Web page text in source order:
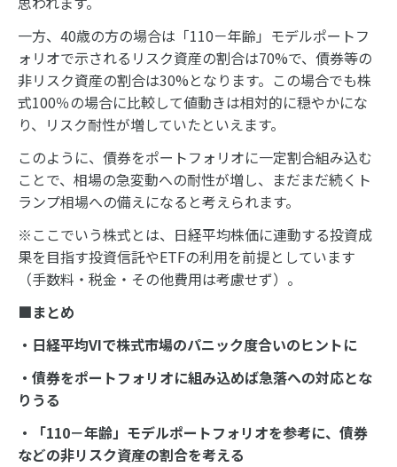
一方、40歳の方の場合は「110－年齢」モデルポートフ
ォリオで示されるリスク資産の割合は70%で、債券等の
非リスク資産の割合は30%となります。この場合でも株
式100％の場合に比較して値動きは相対的に穏やかにな
り、リスク耐性が増していたといえます。
このように、債券をポートフォリオに一定割合組み込む
ことで、相場の急変動への耐性が増し、まだまだ続くト
ランプ相場への備えになると考えられます。
※ここでいう株式とは、日経平均株価に連動する投資成
果を目指す投資信託やETFの利用を前提としています
（手数料・税金・その他費用は考慮せず）。
■まとめ
・日経平均VIで株式市場のパニック度合いのヒントに
・債券をポートフォリオに組み込めば急落への対応とな
りうる
・「110－年齢」モデルポートフォリオを参考に、債券
などの非リスク資産の割合を考える